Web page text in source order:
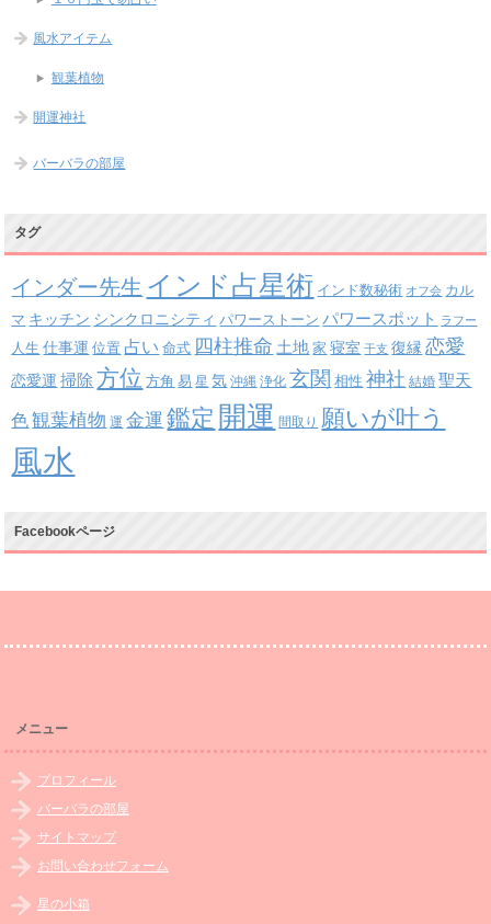
風水アイテム
観葉植物
開運神社
バーバラの部屋
タグ
インダー先生 インド占星術 インド数秘術 オフ会 カル
マ キッチン シンクロニシティ パワーストーン パワースポット ラフー
人生 仕事運 位置 占い 命式 四柱推命 土地 家 寝室 干支 復縁 恋愛
恋愛運 掃除 方位 方角 易 星 気 沖縄 浄化 玄関 相性 神社 結婚 聖天
色 観葉植物 運 金運 鑑定 開運 間取り 願いが叶う
風水
Facebookページ
メニュー
プロフィール
バーバラの部屋
サイトマップ
お問い合わせフォーム
星の小箱